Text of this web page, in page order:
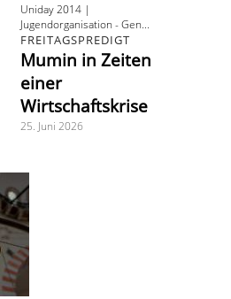
Uniday 2014 |
Jugendorganisation - Gen...
FREITAGSPREDIGT
Mumin in Zeiten
einer
Wirtschaftskrise
25. Juni 2026